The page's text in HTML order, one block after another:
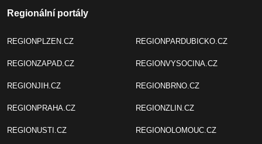
Regionální portály
REGIONPLZEN.CZ
REGIONZAPAD.CZ
REGIONJIH.CZ
REGIONPRAHA.CZ
REGIONUSTI.CZ
REGIONPARDUBICKO.CZ
REGIONVYSOCINA.CZ
REGIONBRNO.CZ
REGIONZLIN.CZ
REGIONOLOMOUC.CZ